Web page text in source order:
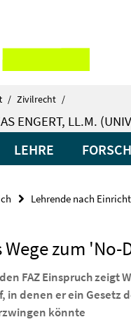
/ Zivilrecht /
ENGERT, LL.M.
LEHRE
Lehrende nach
zum 'No-
FAZ Einspruch zeigt
in denen er ein Gesetz
könnte